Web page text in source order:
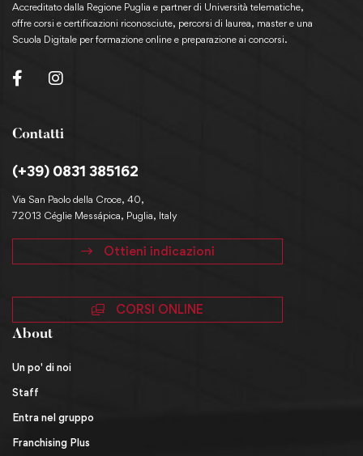
Accreditato dalla Regione Puglia e partner di Università telematiche,
offre corsi e certificazioni riconosciute, percorsi di laurea, master e una
Scuola Digitale per formazione online e preparazione ai concorsi.
Contatti
(+39) 0831 385162
Via San Paolo della Croce, 40,
72013 Céglie Messápica, Puglia, Italy
Ottieni indicazioni
CORSI ONLINE
About
Un po' di noi
Staff
Entra nel gruppo
Franchising Plus